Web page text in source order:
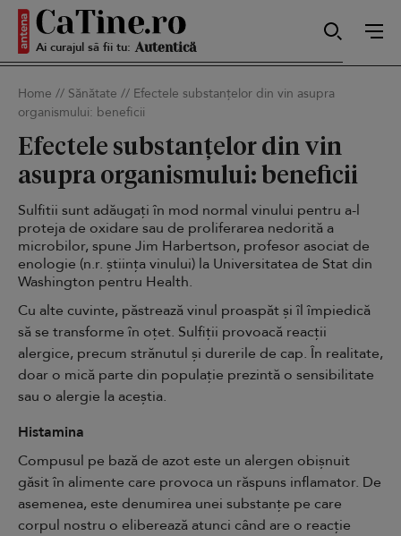
Ai curajul să fii tu: Sexy
Smart
Puternică
Home // Sănătate // Efectele substanțelor din vin asupra
organismului: beneficii
Efectele substanțelor din vin
asupra organismului: beneficii
Sulfitii sunt adăugați în mod normal vinului pentru a-l
proteja de oxidare sau de proliferarea nedorită a
microbilor, spune Jim Harbertson, profesor asociat de
enologie (n.r. știința vinului) la Universitatea de Stat din
Washington pentru Health.
Cu alte cuvinte, păstrează vinul proaspăt și îl împiedică
să se transforme în oțet. Sulfiții provoacă reacții
alergice, precum strănutul și durerile de cap. În realitate,
doar o mică parte din populație prezintă o sensibilitate
sau o alergie la aceștia.
Histamina
Compusul pe bază de azot este un alergen obișnuit
găsit în alimente care provoca un răspuns inflamator. De
asemenea, este denumirea unei substanțe pe care
corpul nostru o eliberează atunci când are o reacție